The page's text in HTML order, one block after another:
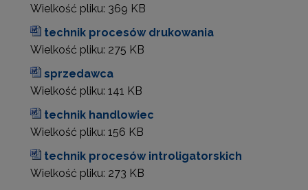
Wielkość pliku: 369 KB
technik procesów drukowania
Wielkość pliku: 275 KB
sprzedawca
Wielkość pliku: 141 KB
technik handlowiec
Wielkość pliku: 156 KB
technik procesów introligatorskich
Wielkość pliku: 273 KB